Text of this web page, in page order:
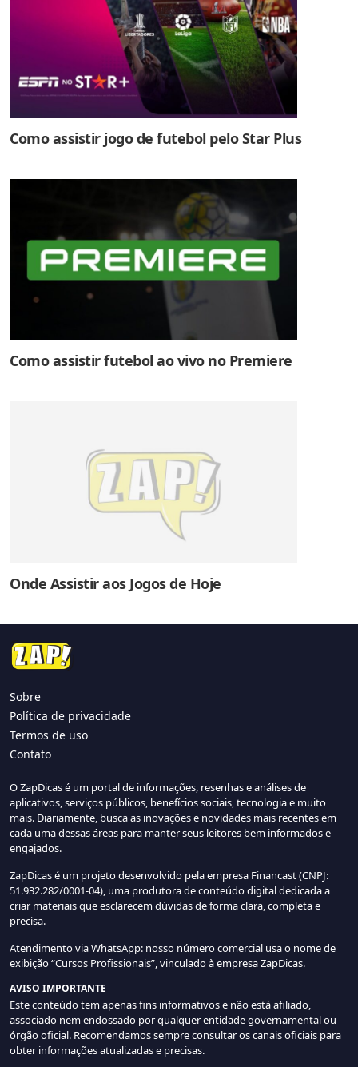
Como assistir jogo de futebol pelo Star Plus
Como assistir futebol ao vivo no Premiere
Onde Assistir aos Jogos de Hoje
Sobre
Política de privacidade
Termos de uso
Contato
O ZapDicas é um portal de informações, resenhas e análises de
aplicativos, serviços públicos, benefícios sociais, tecnologia e muito
mais. Diariamente, busca as inovações e novidades mais recentes em
cada uma dessas áreas para manter seus leitores bem informados e
engajados.
ZapDicas é um projeto desenvolvido pela empresa Financast (CNPJ:
51.932.282/0001-04), uma produtora de conteúdo digital dedicada a
criar materiais que esclarecem dúvidas de forma clara, completa e
precisa.
Atendimento via WhatsApp: nosso número comercial usa o nome de
exibição “Cursos Profissionais”, vinculado à empresa ZapDicas.
AVISO IMPORTANTE
Este conteúdo tem apenas fins informativos e não está afiliado,
associado nem endossado por qualquer entidade governamental ou
órgão oficial. Recomendamos sempre consultar os canais oficiais para
obter informações atualizadas e precisas.